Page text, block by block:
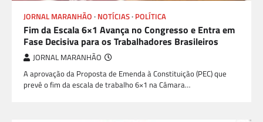
JORNAL MARANHÃO NOTÍCIAS POLÍTICA
Fim da Escala 6×1 Avança no Congresso e Entra em
Fase Decisiva para os Trabalhadores Brasileiros
JORNAL MARANHÃO
A aprovação da Proposta de Emenda à Constituição (PEC) que
prevê o fim da escala de trabalho 6×1 na Câmara…